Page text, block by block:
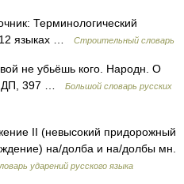
Терминологический
12 языках …
Строительный словарь
не убьёшь кого. Народн. О
ДП, 397 …
Большой словарь русских
II (невысокий придорожный
на/долба и на/долбы мн.
ударений русского языка